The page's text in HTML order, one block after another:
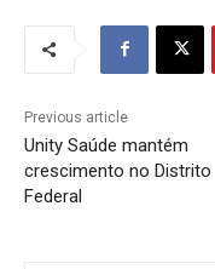
Previous article
Unity Saúde mantém
crescimento no Distrito
Federal